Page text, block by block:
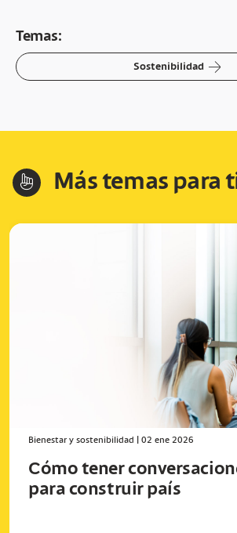
Temas:
Sostenibilidad arrow-right
hand-index Más temas para
Bienestar y sostenibilidad 02 ene 2026
Cómo tener
para construir país